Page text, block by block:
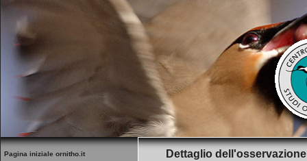
Pagina iniziale ornitho.it Dettaglio dell'osservazione